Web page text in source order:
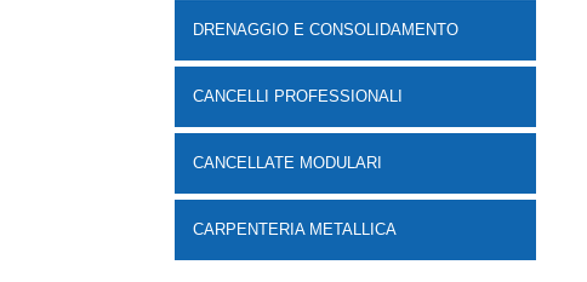
DRENAGGIO E CONSOLIDAMENTO
CANCELLI PROFESSIONALI
CANCELLATE MODULARI
CARPENTERIA METALLICA